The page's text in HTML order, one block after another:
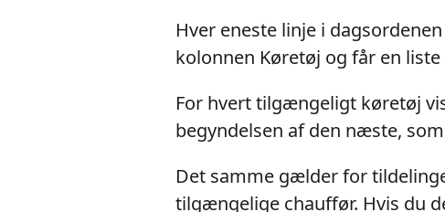
Hver eneste linje i
kolonnen Køretøj og får en
For hvert tilgængeligt køretøj
begyndelsen af den næste,
Det samme gælder for
tilgængelige chauffør. Hvis du